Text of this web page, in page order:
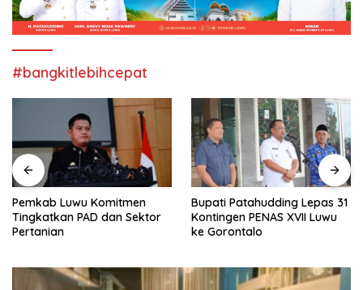
#bangkitlebihcepat
Pemkab Luwu Komitmen
Tingkatkan PAD dan Sektor
Pertanian
Bupati Patahudding Lepas 31
Kontingen PENAS XVII Luwu
ke Gorontalo